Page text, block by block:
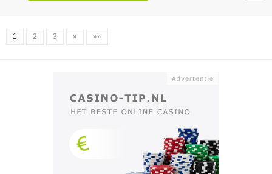
1 2 3 » »»